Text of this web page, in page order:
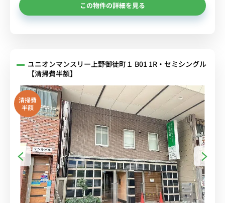
この物件の詳細を見る
ユニオンマンスリー上野御徒町１ B01 1R・セミシングル
【清掃費半額】
清掃費
半額